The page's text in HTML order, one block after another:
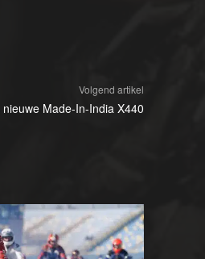
Volgend artikel
Made-In-India X440